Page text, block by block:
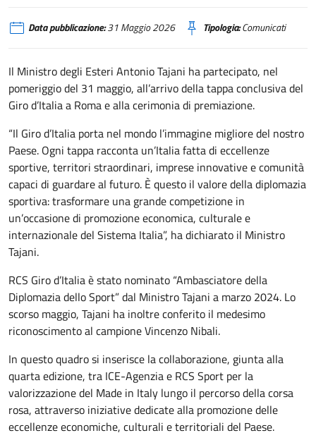
Data pubblicazione:31 Maggio 2026 Tipologia:Comunicati
Il Ministro degli Esteri Antonio Tajani ha partecipato, nel
pomeriggio del 31 maggio, all’arrivo della tappa conclusiva del
Giro d’Italia a Roma e alla cerimonia di premiazione.
“Il Giro d’Italia porta nel mondo l’immagine migliore del nostro
Paese. Ogni tappa racconta un’Italia fatta di eccellenze
sportive, territori straordinari, imprese innovative e comunità
capaci di guardare al futuro. È questo il valore della diplomazia
sportiva: trasformare una grande competizione in
un’occasione di promozione economica, culturale e
internazionale del Sistema Italia”, ha dichiarato il Ministro
Tajani.
RCS Giro d’Italia è stato nominato “Ambasciatore della
Diplomazia dello Sport” dal Ministro Tajani a marzo 2024. Lo
scorso maggio, Tajani ha inoltre conferito il medesimo
riconoscimento al campione Vincenzo Nibali.
In questo quadro si inserisce la collaborazione, giunta alla
quarta edizione, tra ICE-Agenzia e RCS Sport per la
valorizzazione del Made in Italy lungo il percorso della corsa
rosa, attraverso iniziative dedicate alla promozione delle
eccellenze economiche, culturali e territoriali del Paese.